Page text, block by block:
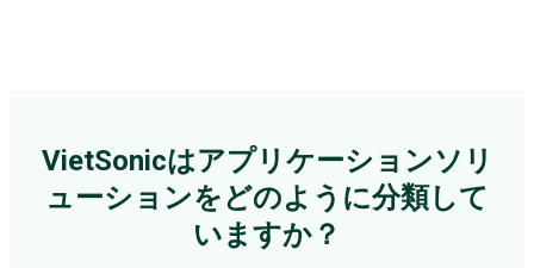
VietSonicはアプリケーションソリ
ューションをどのように分類して
いますか？